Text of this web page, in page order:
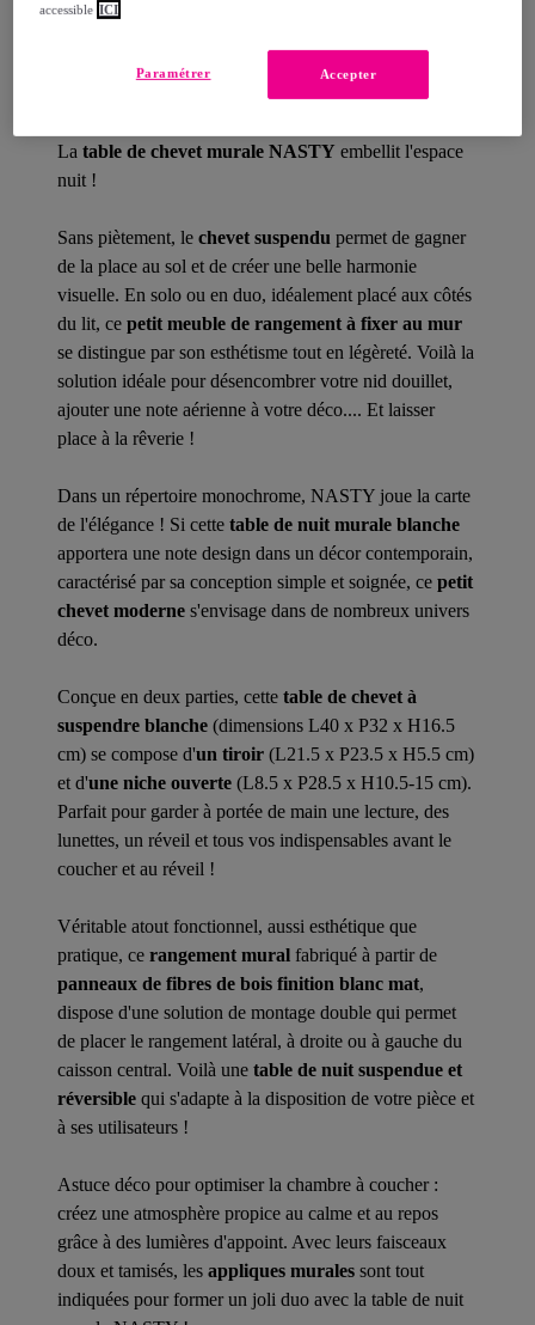
Détails sur votre produit
La table de chevet murale NASTY embellit l'espace
nuit !
Sans piètement, le chevet suspendu permet de gagner
de la place au sol et de créer une belle harmonie
visuelle. En solo ou en duo, idéalement placé aux côtés
du lit, ce petit meuble de rangement à fixer au mur
se distingue par son esthétisme tout en légèreté. Voilà la
solution idéale pour désencombrer votre nid douillet,
ajouter une note aérienne à votre déco.... Et laisser
place à la rêverie !
Dans un répertoire monochrome, NASTY joue la carte
de l'élégance ! Si cette table de nuit murale blanche
apportera une note design dans un décor contemporain,
caractérisé par sa conception simple et soignée, ce petit
chevet moderne s'envisage dans de nombreux univers
déco.
Conçue en deux parties, cette table de chevet à
suspendre blanche (dimensions L40 x P32 x H16.5
cm) se compose d'un tiroir (L21.5 x P23.5 x H5.5 cm)
et d'une niche ouverte (L8.5 x P28.5 x H10.5-15 cm).
Parfait pour garder à portée de main une lecture, des
lunettes, un réveil et tous vos indispensables avant le
coucher et au réveil !
Véritable atout fonctionnel, aussi esthétique que
pratique, ce rangement mural fabriqué à partir de
panneaux de fibres de bois finition blanc mat,
dispose d'une solution de montage double qui permet
de placer le rangement latéral, à droite ou à gauche du
caisson central. Voilà une table de nuit suspendue et
réversible qui s'adapte à la disposition de votre pièce et
à ses utilisateurs !
Astuce déco pour optimiser la chambre à coucher :
créez une atmosphère propice au calme et au repos
grâce à des lumières d'appoint. Avec leurs faisceaux
doux et tamisés, les appliques murales sont tout
indiquées pour former un joli duo avec la table de nuit
accessible ICI
Accepter
Paramétrer